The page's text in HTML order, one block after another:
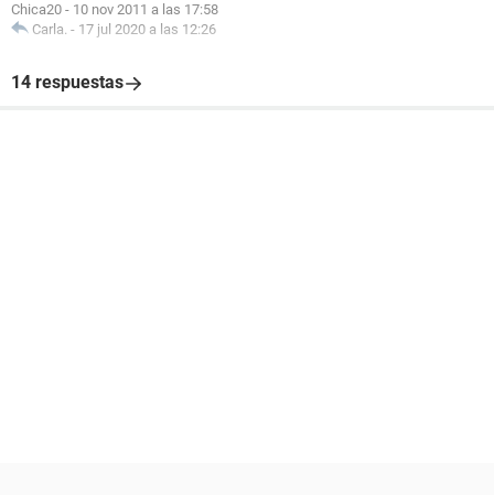
Chica20 - 10 nov 2011 a las 17:58
Carla. - 17 jul 2020 a las 12:26
14 respuestas